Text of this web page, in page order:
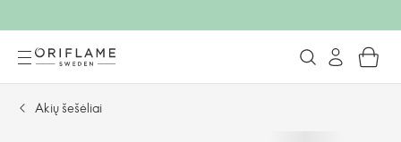
Akių šešėliai